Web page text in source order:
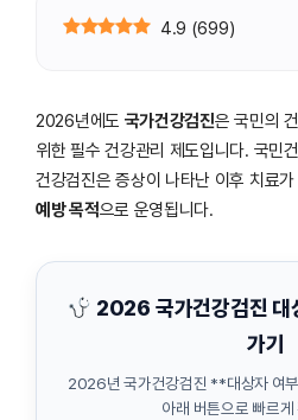
4.9 (699)
2026년에도 국가건강검진은 국민의
위한 필수 건강관리 제도입니다. 국민
건강검진은 증상이 나타난 이후 치료
예방 목적으로 운영됩니다.
2026 국가건강검진 대
가기
2026년 국가건강검진 **대상자 여
아래 버튼으로 빠르